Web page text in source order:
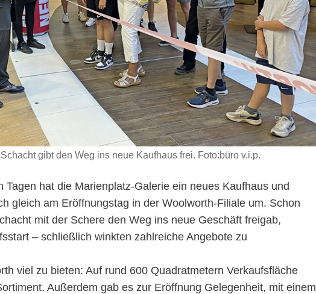
gibt den Weg ins neue Kaufhaus frei. Foto:büro v.i.p.
Tagen hat die Marienplatz-Galerie ein neues Kaufhaus und
gleich am Eröffnungstag in der Woolworth-Filiale um. Schon
mit der Schere den Weg ins neue Geschäft freigab,
– schließlich winkten zahlreiche Angebote zu
viel zu bieten: Auf rund 600 Quadratmetern Verkaufsfläche
Außerdem gab es zur Eröffnung Gelegenheit, mit einem